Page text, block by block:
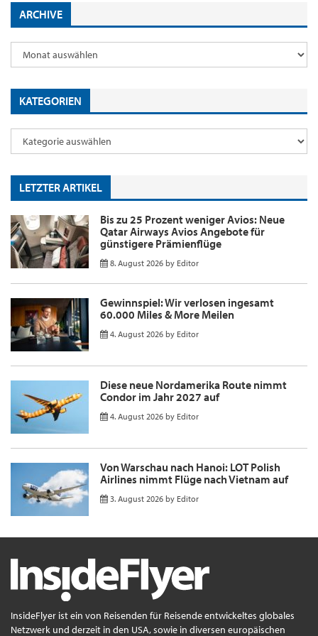
ARCHIVE
KATEGORIEN
LETZTER ARTIKEL
Bis zu 25 Prozent weniger Avios: Neue
Qatar Airways Avios Angebote für
günstigere Prämienflüge
8. August 2026 by Editor
Gewinnspiel: Wir verlosen ingesamt
60.000 Miles & More Meilen
4. August 2026 by Editor
Diese neue Nordamerika Route nimmt
Condor im Jahr 2027 auf
4. August 2026 by Editor
Von Warschau nach Hanoi: LOT Polish
Airlines nimmt Flüge nach Vietnam auf
3. August 2026 by Editor
InsideFlyer ist ein von Reisenden für Reisende entwickeltes globales
Netzwerk und derzeit in den USA, sowie in diversen europäischen